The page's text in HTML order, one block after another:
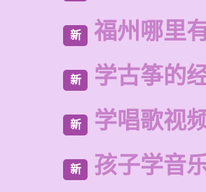
新 福州哪里
新 学古筝的
新 学唱歌视
新 孩子学音